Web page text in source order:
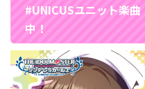
#UNICUSユニット楽
中！